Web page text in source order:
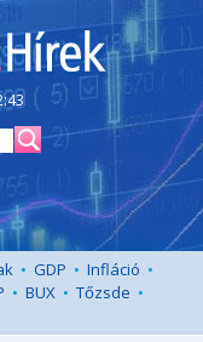
• GDP • Infláció •
• BUX • Tőzsde •